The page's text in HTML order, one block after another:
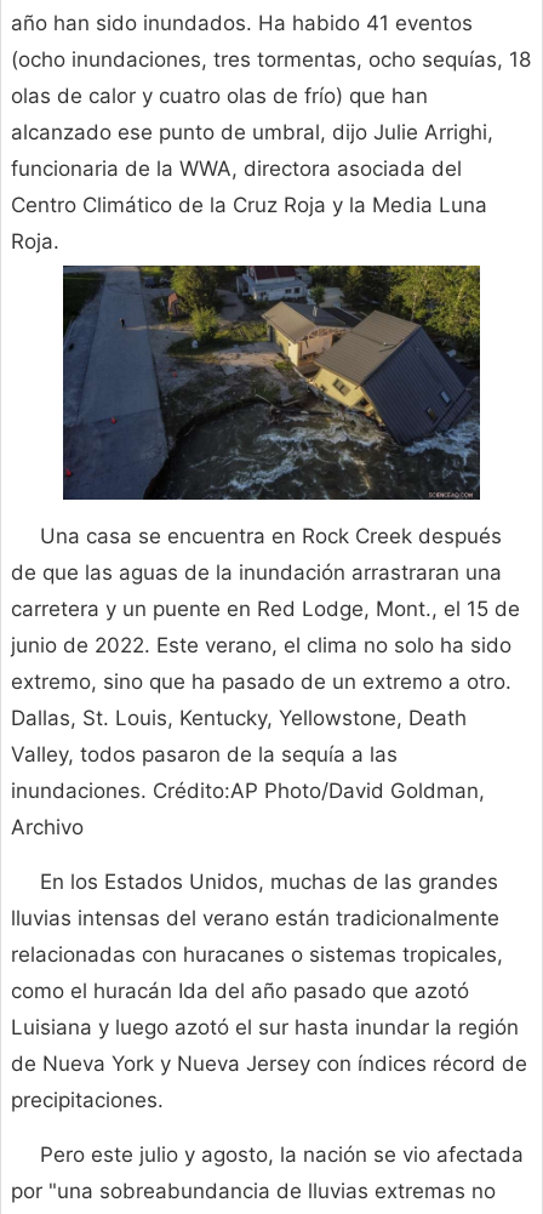
año han sido inundados. Ha habido 41 eventos
(ocho inundaciones, tres tormentas, ocho sequías, 18
olas de calor y cuatro olas de frío) que han
alcanzado ese punto de umbral, dijo Julie Arrighi,
funcionaria de la WWA, directora asociada del
Centro Climático de la Cruz Roja y la Media Luna
Roja.
Una casa se encuentra en Rock Creek después
de que las aguas de la inundación arrastraran una
carretera y un puente en Red Lodge, Mont., el 15 de
junio de 2022. Este verano, el clima no solo ha sido
extremo, sino que ha pasado de un extremo a otro.
Dallas, St. Louis, Kentucky, Yellowstone, Death
Valley, todos pasaron de la sequía a las
inundaciones. Crédito:AP Photo/David Goldman,
Archivo
En los Estados Unidos, muchas de las grandes
lluvias intensas del verano están tradicionalmente
relacionadas con huracanes o sistemas tropicales,
como el huracán Ida del año pasado que azotó
Luisiana y luego azotó el sur hasta inundar la región
de Nueva York y Nueva Jersey con índices récord de
precipitaciones.
Pero este julio y agosto, la nación se vio afectada
por "una sobreabundancia de lluvias extremas no